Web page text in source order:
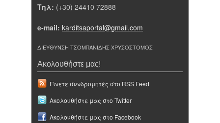
Τηλ: (+30) 24410 72888
e-mail: karditsaportal@gmail.com
ΔΙΕΥΘΥΝΣΗ ΤΣΟΜΠΑΝΙΔΗΣ ΧΡΥΣΟΣΤΟΜΟΣ
Ακολουθήστε μας!
Γίνετε συνδρομητές στο RSS Feed
Ακολουθήστε μας στο Twitter
Ακολουθήστε μας στο Facebook